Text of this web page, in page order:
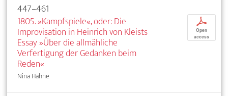
447–461
1805. »Kampfspiele«, oder: Die
Improvisation in Heinrich von Kleists
Essay »Über die allmähliche
Verfertigung der Gedanken beim
Reden«
Nina Hahne
p
Open
access